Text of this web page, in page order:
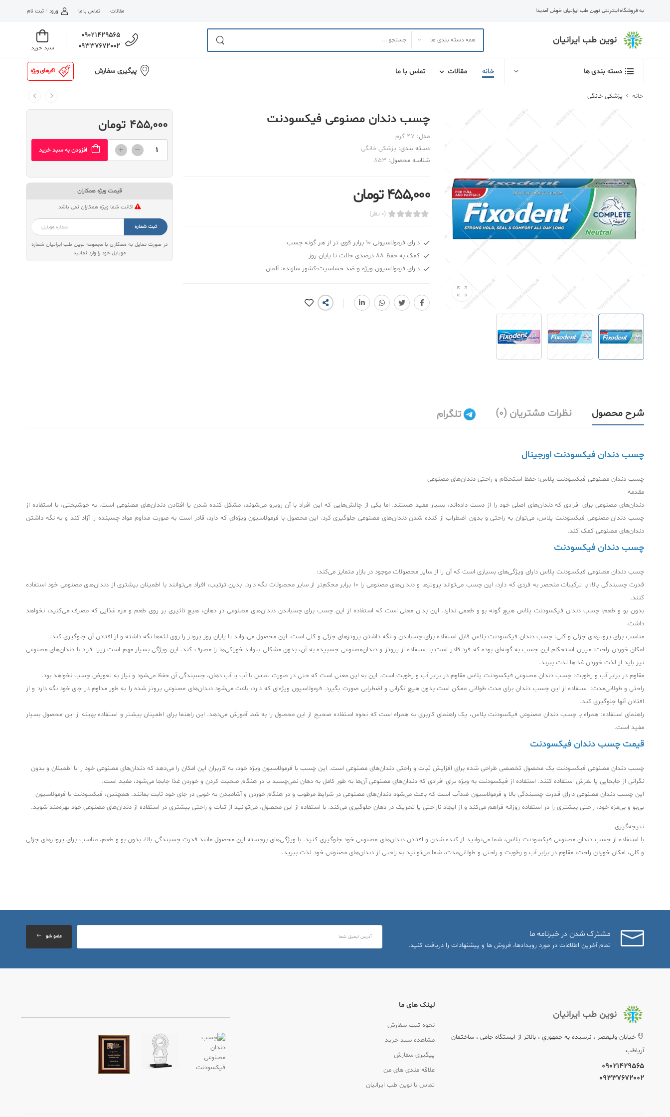
به فروشگاه اینترنتی نوین طب ایرانیان خوش آمدید! مقالات تماس با ما ورود / ثبت نام
نوین طب ایرانیان
09021429565
09337672002
سبد خرید
دسته بندی ها خانه مقالات تماس با ما پیگیری سفارش آفرهای ویژه
خانه پزشکی خانگی
چسب دندان مصنوعی فیکسودنت
مدل: 47 گرم
دسته بندی: پزشکی خانگی
شناسه محصول: 853
455,000 تومان
(0 نظر)
دارای فرمولاسیونی 10 برابر قوی تر از هر گونه چسب
کمک به حفظ 88 درصدی حالت تا پایان روز
دارای فرمولاسیون ویژه و ضد حساسیت-کشور سازنده: آلمان
455,000 تومان
افزودن به سبد خرید
قیمت ویژه همکاران
اکانت شما ویژه همکاران نمی باشد
ثبت شماره
در صورت تمایل به همکاری با مجموعه نوین طب ایرانیان شماره
موبایل خود را وارد نمایید
شرح محصول نظرات مشتریان (0) تلگرام
چسب دندان فیکسودنت اورجینال
چسب دندان مصنوعی فیکسودنت پلاس: حفظ استحکام و راحتی دندان‌های مصنوعی
مقدمه
دندان‌های مصنوعی برای افرادی که دندان‌های اصلی خود را از دست داده‌اند، بسیار مفید هستند. اما یکی از چالش‌هایی که این افراد با آن روبرو می‌شوند، مشکل کنده شدن یا افتادن دندان‌های مصنوعی است. به خوشبختی، با استفاده از
چسب دندان مصنوعی فیکسودنت پلاس، می‌توان به راحتی و بدون اضطراب از کنده شدن دندان‌های مصنوعی جلوگیری کرد. این محصول با فرمولاسیون ویژه‌ای که دارد، قادر است به صورت مداوم مواد چسبنده را آزاد کند و به نگه داشتن
دندان‌های مصنوعی کمک کند.
چسب دندان فیکسودنت
چسب دندان مصنوعی فیکسودنت پلاس دارای ویژگی‌های بسیاری است که آن را از سایر محصولات موجود در بازار متمایز می‌کند:
قدرت چسبندگی بالا: با ترکیبات منحصر به فردی که دارد، این چسب می‌تواند پروتزها و دندان‌های مصنوعی را 10 برابر محکم‌تر از سایر محصولات نگه دارد. بدین ترتیب، افراد می‌توانند با اطمینان بیشتری از دندان‌های مصنوعی خود استفاده
کنند.
بدون بو و طعم: چسب دندان فیکسودنت پلاس هیچ گونه بو و طعمی ندارد. این بدان معنی است که استفاده از این چسب برای چسباندن دندان‌های مصنوعی در دهان، هیچ تاثیری بر روی طعم و مزه غذایی که مصرف می‌کنید، نخواهد
داشت.
مناسب برای پروتزهای جزئی و کلی: چسب دندان فیکسودنت پلاس قابل استفاده برای چسباندن و نگه داشتن پروتزهای جزئی و کلی است. این محصول می‌تواند تا پایان روز پروتز را روی لثه‌ها نگه داشته و از افتادن آن جلوگیری کند.
امکان خوردن راحت: میزان استحکام این چسب به گونه‌ای بوده که فرد قادر است با استفاده از پروتز و دندان‌مصنوعی چسبیده به آن، بدون مشکلی بتواند خوراکی‌ها را مصرف کند. این ویژگی بسیار مهم است زیرا افراد با دندان‌های مصنوعی
نیز باید از لذت خوردن غذاها لذت ببرند.
مقاوم در برابر آب و رطوبت: چسب دندان مصنوعی فیکسودنت پلاس مقاوم در برابر آب و رطوبت است. این به این معنی است که حتی در صورت تماس با آب یا آب دهان، چسبندگی آن حفظ می‌شود و نیاز به تعویض چسب نخواهد بود.
راحتی و طولانی‌مدت: استفاده از این چسب دندان برای مدت طولانی ممکن است بدون هیچ نگرانی و اضطرابی صورت بگیرد. فرمولاسیون ویژه‌ای که دارد، باعث می‌شود دندان‌های مصنوعی پروتز شده را به طور مداوم در جای خود نگه دارد و از
افتادن آنها جلوگیری کند.
راهنمای استفاده: همراه با چسب دندان مصنوعی فیکسودنت پلاس، یک راهنمای کاربری به همراه است که نحوه استفاده صحیح از این محصول را به شما آموزش می‌دهد. این راهنما برای اطمینان بیشتر و استفاده بهینه از این محصول بسیار
مفید است.
قیمت چسب دندان فیکسودنت
چسب دندان مصنوعی فیکسودنت یک محصول تخصصی طراحی شده برای افزایش ثبات و راحتی دندان‌های مصنوعی است. این چسب با فرمولاسیون ویژه خود، به کاربران این امکان را می‌دهد که دندان‌های مصنوعی خود را با اطمینان و بدون
نگرانی از جابجایی یا لغزش استفاده کنند. استفاده از فیکسودنت به ویژه برای افرادی که دندان‌های مصنوعی آن‌ها به طور کامل به دهان نمی‌چسبد یا در هنگام صحبت کردن و خوردن غذا جابجا می‌شود، مفید است.
این چسب دندان مصنوعی دارای قدرت چسبندگی بالا و فرمولاسیون ضدآب است که باعث می‌شود دندان‌های مصنوعی در شرایط مرطوب و در هنگام خوردن و آشامیدن به خوبی در جای خود ثابت بمانند. همچنین، فیکسودنت با فرمولاسیون
بی‌بو و بی‌مزه خود، راحتی بیشتری را در استفاده روزانه فراهم می‌کند و از ایجاد ناراحتی یا تحریک در دهان جلوگیری می‌کند. با استفاده از این محصول، می‌توانید از ثبات و راحتی بیشتری در استفاده از دندان‌های مصنوعی خود بهره‌مند شوید.
نتیجه‌گیری
با استفاده از چسب دندان مصنوعی فیکسودنت پلاس، شما می‌توانید از کنده شدن و افتادن دندان‌های مصنوعی خود جلوگیری کنید. با ویژگی‌های برجسته این محصول مانند قدرت چسبندگی بالا، بدون بو و طعم، مناسب برای پروتزهای جزئی
و کلی، امکان خوردن راحت، مقاوم در برابر آب و رطوبت و راحتی و طولانی‌مدت، شما می‌توانید به راحتی از دندان‌های مصنوعی خود لذت ببرید.
مشترک شدن در خبرنامه ما
تمام آخرین اطلاعات در مورد رویدادها، فروش ها و پیشنهادات را دریافت کنید.
عضو شو
نوین طب ایرانیان
خيابان وليعصر ، نرسيده به جمهوري ، بالاتر از ایستگاه جامی ، ساختمان
آریاطب
09021429565
09337672002
لینک های ما
نحوه ثبت سفارش
مشاهده سبد خرید
پیگیری سفارش
علاقه مندی های من
تماس با نوین طب ایرانیان